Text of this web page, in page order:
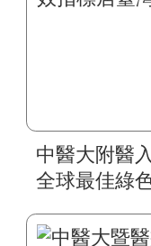
中醫大附醫
全球最佳綠
標居臺灣最